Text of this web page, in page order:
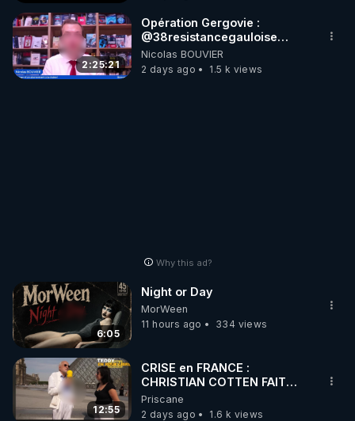
2:25:21
Opération Gergovie :
‪@38resistancegauloise‬
‪@MarionSigautOfficiel‬
‪@gladysriifard5710‬ Laëtitia
Nicolas BOUVIER
2 days ago
1.5 k views
Why this ad?
6:05
Night or Day
MorWeen
11 hours ago
334 views
12:55
CRISE en FRANCE :
CHRISTIAN COTTEN FAIT
une étrange découverte
Priscane
2 days ago
1.6 k views